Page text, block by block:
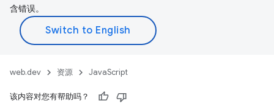
含错误。
web.dev 资源 JavaScript
该内容对您有帮助吗？